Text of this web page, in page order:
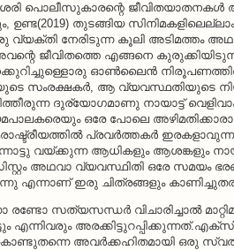
പൊലീസുകാരന്റെ
തുടങ്ങിയ
വ്യക്തി നേരിടുന്ന കൂലി അടിമത്തം
ജീവിതത്തെ എങ്ങനെ
ഓണ്‍ലൈന്‍
സംരക്ഷകര്‍, ആ വ്യവസ്ഥതിയുടെ
ദുര്യോഗമാണു നായാട്ട്
ഒരേ പോലെ
പ്രവര്‍ത്തകര്‍ ഇരകളാവുന്ന
വയ്ക്കുന്ന ആധികളും ആശങ്കളും
സിസ്റ്റം അഥവാ വ്യവസ്ഥിതി ഒരേ
എന്നാണ് ഇരു ചിത്രങ്ങളും
സത്യസന്ധര്‍ വിചാരിച്ചാല്‍
അവര്‍ക്കഹിതമായി ഒരു